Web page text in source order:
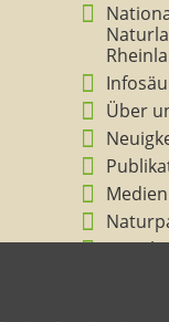
Über
Medien